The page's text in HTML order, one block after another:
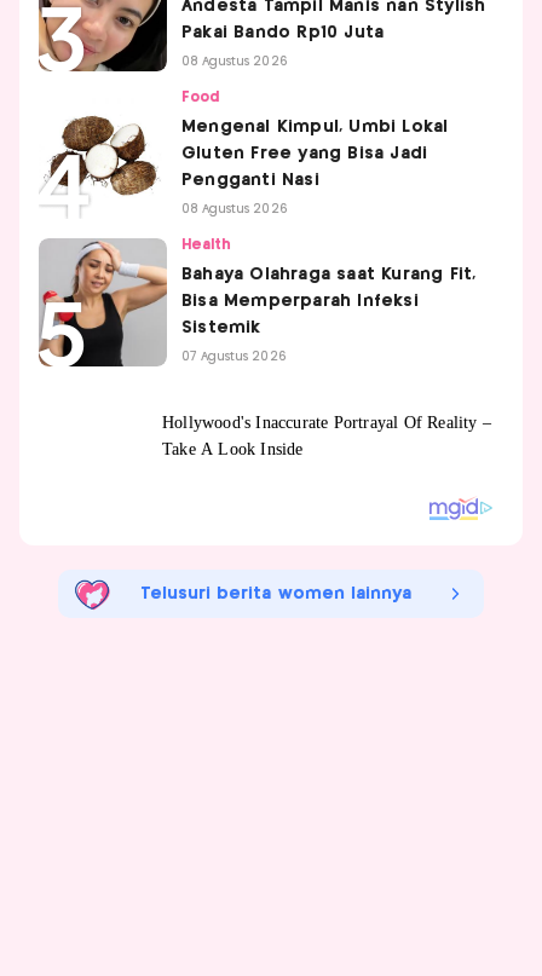
Andesta Tampil Manis nan Stylish
Pakai Bando Rp10 Juta
08 Agustus 2026
Food
Mengenal Kimpul, Umbi Lokal
Gluten Free yang Bisa Jadi
Pengganti Nasi
08 Agustus 2026
Health
Bahaya Olahraga saat Kurang Fit,
Bisa Memperparah Infeksi
Sistemik
07 Agustus 2026
Telusuri berita women lainnya